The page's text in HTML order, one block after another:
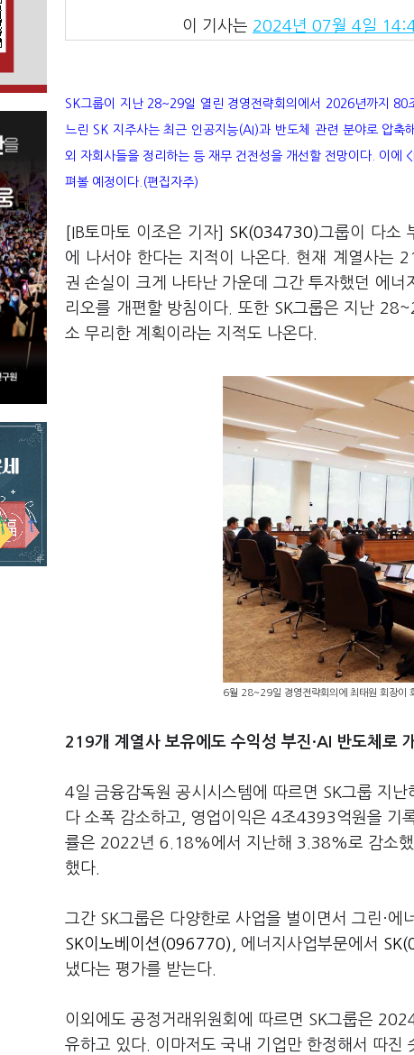
이 기사는 2024년 07월 4일
SK그룹이 지난 28~29일 열린 경영전략회의에서 2026년까지
느린 SK 지주사는 최근 인공지능(AI)과 반도체 관련 분야로 압
외 자회사들을 정리하는 등 재무 건전성을 개선할 전망이다. 이에
펴볼 예정이다.(편집자주)
[IB토마토 이조은 기자] SK(034730)그룹이 다소
에 나서야 한다는 지적이 나온다. 현재 계열사는
권 손실이 크게 나타난 가운데 그간 투자했던 에
리오를 개편할 방침이다. 또한 SK그룹은 지난
소 무리한 계획이라는 지적도 나온다.
6월 28~29일 경영전략회의에 최태원 회장이
219개 계열사 보유에도 수익성 부진·AI 반도체로
4일 금융감독원 공시시스템에 따르면 SK그룹 지
다 소폭 감소하고, 영업이익은 4조4393억원을
률은 2022년 6.18%에서 지난해 3.38%로 감소
했다.
그간 SK그룹은 다양한로 사업을 벌이면서 그린·에
SK이노베이션(096770)
, 에너지사업부문에서
냈다는 평가를 받는다.
이외에도 공정거래위원회에 따르면 SK그룹은
유하고 있다. 이마저도 국내 기업만 한정해서 따진